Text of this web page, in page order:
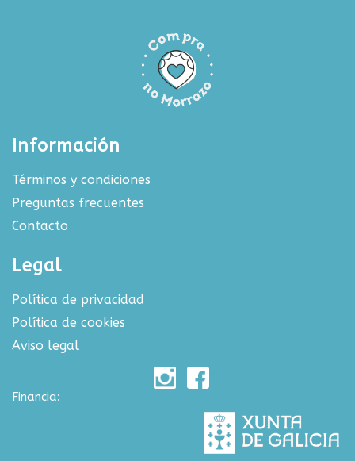
Información
Términos y condiciones
Preguntas frecuentes
Contacto
Legal
Política de privacidad
Política de cookies
Aviso legal
Financia: